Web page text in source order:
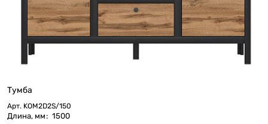
Тумба
Арт. KOM2D2S/150
Длина, мм: 1500